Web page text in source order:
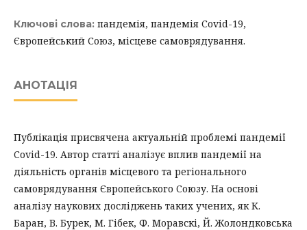
Ключові слова: пандемія, пандемія Covid-19,
Європейський Союз, місцеве самоврядування.
АНОТАЦІЯ
Публікація присвячена актуальній проблемі пандемії
Covid-19. Автор статті аналізує вплив пандемії на
діяльність органів місцевого та регіонального
самоврядування Європейського Союзу. На основі
аналізу наукових досліджень таких учених, як К.
Баран, В. Бурек, М. Гібек, Ф. Моравскі, Й. Жолондковська